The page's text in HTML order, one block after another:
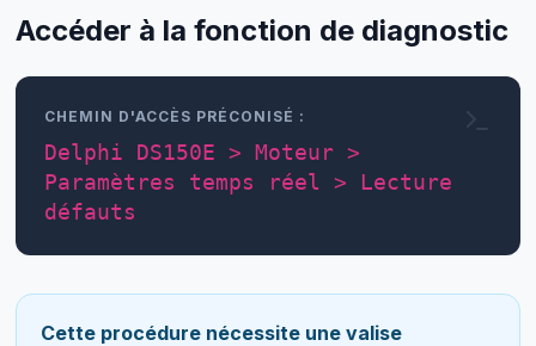
Accéder à la fonction de diagnostic
CHEMIN D'ACCÈS PRÉCONISÉ :
Delphi DS150E > Moteur >
Paramètres temps réel > Lecture
défauts
Cette procédure nécessite une valise